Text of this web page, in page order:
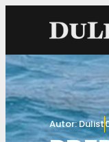
Autor:Dulist